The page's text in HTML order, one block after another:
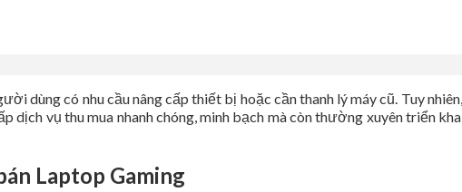
dùng có nhu cầu nâng cấp thiết bị hoặc cần thanh lý máy cũ. Tuy
vụ thu mua nhanh chóng, minh bạch mà còn thường xuyên triển
Laptop Gaming